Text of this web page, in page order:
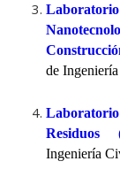
de
Residuos
Ingeniería